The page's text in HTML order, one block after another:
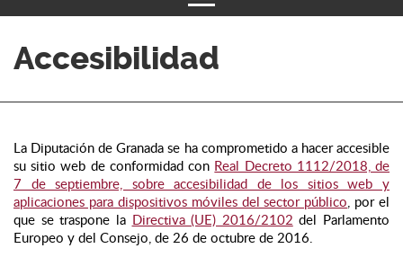
Accesibilidad
La Diputación de Granada se ha comprometido a hacer accesible
su sitio web de conformidad con Real Decreto 1112/2018, de
7 de septiembre, sobre accesibilidad de los sitios web y
aplicaciones para dispositivos móviles del sector público, por el
que se traspone la Directiva (UE) 2016/2102 del Parlamento
Europeo y del Consejo, de 26 de octubre de 2016.